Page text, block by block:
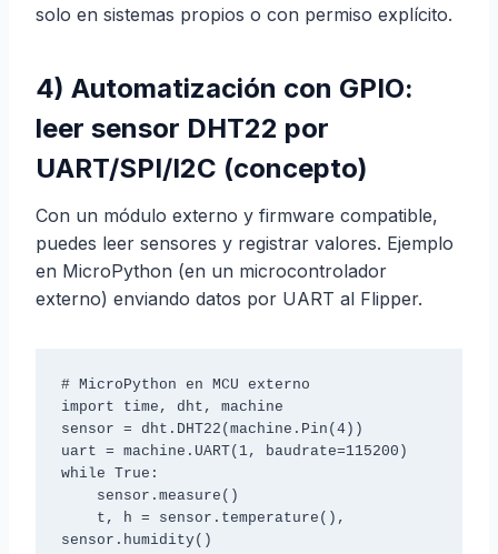
solo en sistemas propios o con permiso explícito.
4) Automatización con GPIO:
leer sensor DHT22 por
UART/SPI/I2C (concepto)
Con un módulo externo y firmware compatible,
puedes leer sensores y registrar valores. Ejemplo
en MicroPython (en un microcontrolador
externo) enviando datos por UART al Flipper.
# MicroPython en MCU externo
import time, dht, machine
sensor = dht.DHT22(machine.Pin(4))
uart = machine.UART(1, baudrate=115200)
while True:
sensor.humidity()